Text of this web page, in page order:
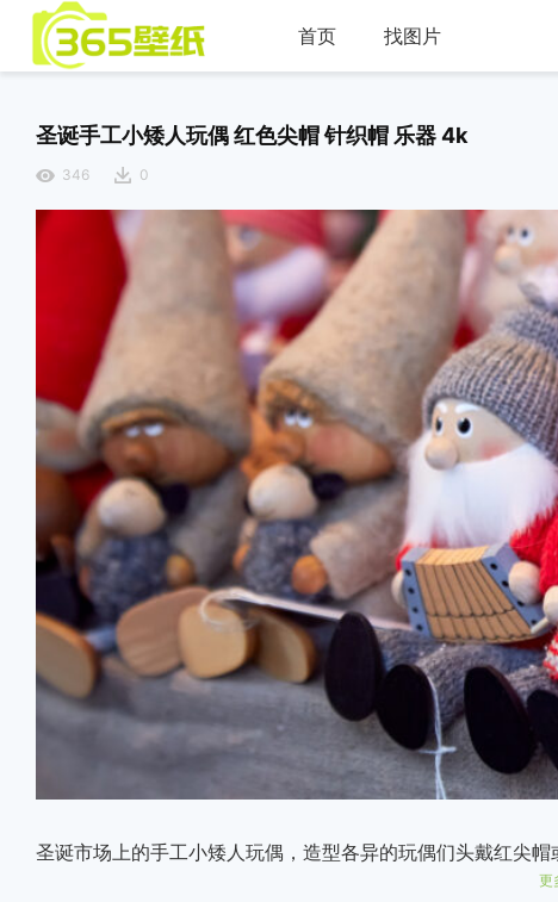
首页 找图片
圣诞手工小矮人玩偶 红色尖帽 针织帽 乐器 4k
346 0
圣诞市场上的手工小矮人玩偶，造型各异的玩偶们头戴红尖
更